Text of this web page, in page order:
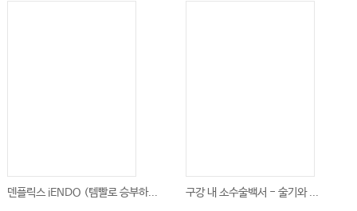
덴플릭스 iENDO (템빨로 승부하... 구강 내 소수술백서 - 술기와 ...